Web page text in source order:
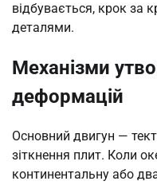
відбувається, крок за
деталями.
Механізми
деформацій
Основний двигун —
зіткнення плит. Коли
континентальну або